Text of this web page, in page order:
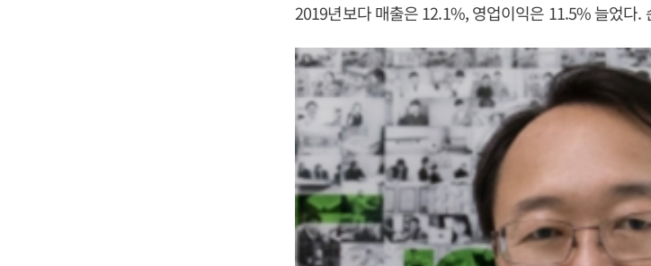
2019년보다 매출은 12.1%, 영업이익은 11.5% 늘었다.